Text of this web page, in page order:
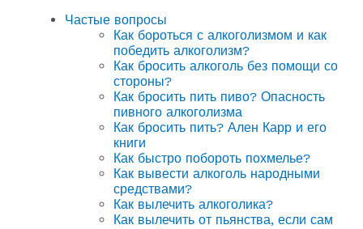
Частые вопросы
Как бороться с алкоголизмом и как
победить алкоголизм?
Как бросить алкоголь без помощи со
стороны?
Как бросить пить пиво? Опасность
пивного алкоголизма
Как бросить пить? Ален Карр и его
книги
Как быстро побороть похмелье?
Как вывести алкоголь народными
средствами?
Как вылечить алкоголика?
Как вылечить от пьянства, если сам